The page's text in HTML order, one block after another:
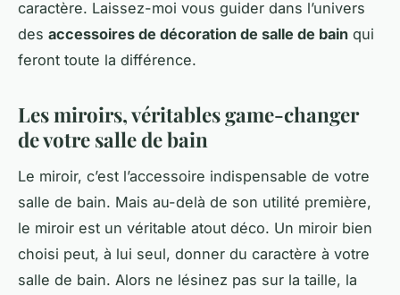
caractère. Laissez-moi vous guider dans l’univers
des accessoires de décoration de salle de bain qui
feront toute la différence.
Les miroirs, véritables game-changer
de votre salle de bain
Le miroir, c’est l’accessoire indispensable de votre
salle de bain. Mais au-delà de son utilité première,
le miroir est un véritable atout déco. Un miroir bien
choisi peut, à lui seul, donner du caractère à votre
salle de bain. Alors ne lésinez pas sur la taille, la